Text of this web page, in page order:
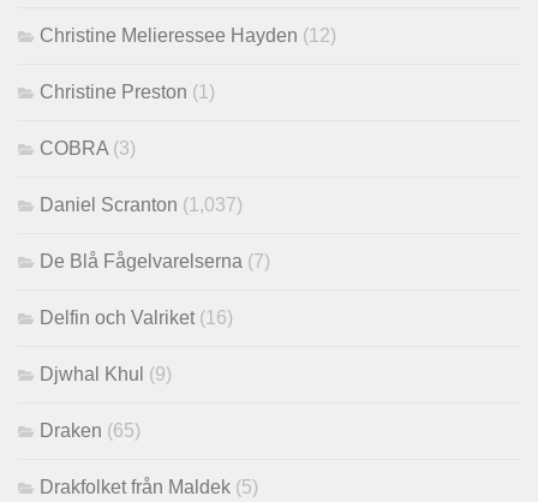
Christine Melieressee Hayden (12)
Christine Preston (1)
COBRA (3)
Daniel Scranton (1,037)
De Blå Fågelvarelserna (7)
Delfin och Valriket (16)
Djwhal Khul (9)
Draken (65)
Drakfolket från Maldek (5)